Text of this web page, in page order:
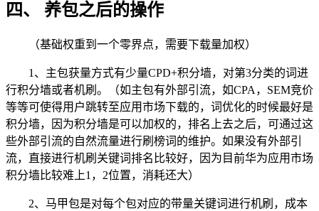
四、 养包之后的操作
（基础权重到一个零界点，需要下载量加权）
1、主包获量方式有少量CPD+积分墙，对第3分类的词进
行积分墙或者机刷。（如主包有外部引流，如CPA，SEM竞价
等等可使得用户跳转至应用市场下载的，词优化的时候最好是
积分墙，因为积分墙是可以加权的，排名上去之后，可通过这
些外部引流的自然流量进行刷榜词的维护。如果没有外部引
流，直接进行机刷关键词排名比较好，因为目前华为应用市场
积分墙比较难上1，2位置，消耗还大）
2、马甲包是对每个包对应的带量关键词进行机刷，成本